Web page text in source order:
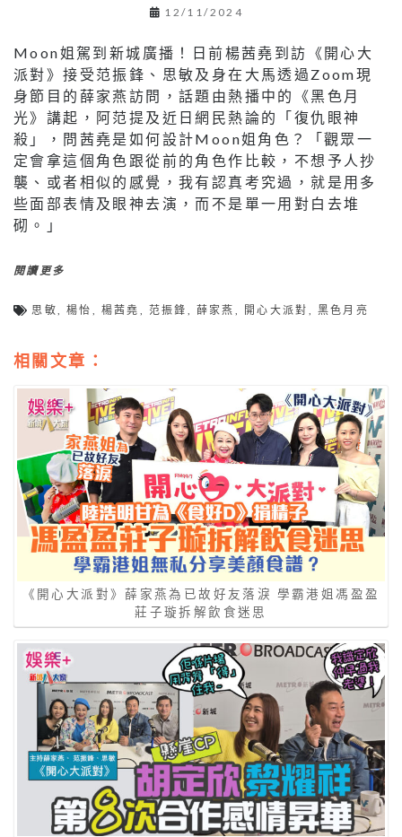
12/11/2024
Moon姐駕到新城廣播！日前楊茜堯到訪《開心大
派對》接受范振鋒、思敏及身在大馬透過Zoom現
身節目的薛家燕訪問，話題由熱播中的《黑色月
光》講起，阿范提及近日網民熱論的「復仇眼神
殺」，問茜堯是如何設計Moon姐角色？「觀眾一
定會拿這個角色跟從前的角色作比較，不想予人抄
襲、或者相似的感覺，我有認真考究過，就是用多
些面部表情及眼神去演，而不是單一用對白去堆
砌。」
閱讀更多
思敏 ,楊怡 楊茜堯 范振鋒 薛家燕 開心大派對 黑色月亮
相關文章：
《開心大派對》薛家燕為已故好友落淚 學霸港姐馮盈盈
莊子璇拆解飲食迷思